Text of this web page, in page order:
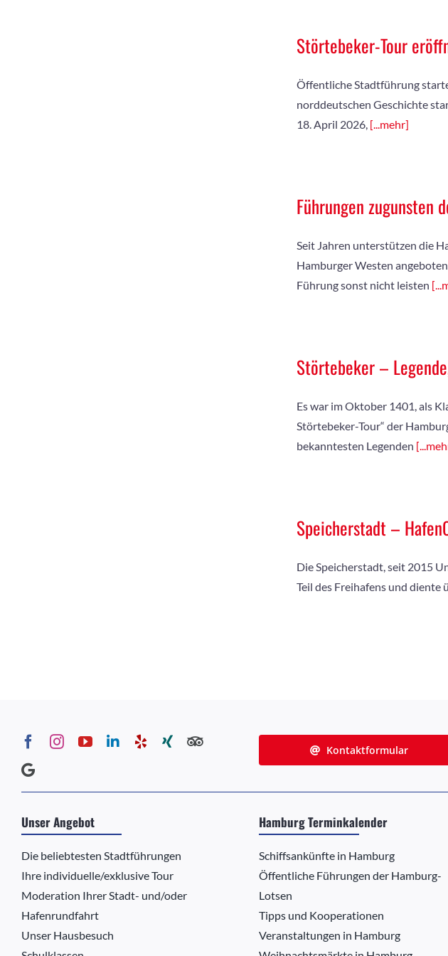
Störtebeker-Tour
Öffentliche Stadtführung
norddeutschen Geschichte
18. April 2026, [...mehr]
Führungen zugunsten
Seit Jahren unterstützen die
Hamburger Westen
Führung sonst nicht leisten
Störtebeker –
Es war im Oktober 1401, als
Störtebeker-Tour“ der
bekanntesten Legenden
Speicherstadt –
Die Speicherstadt, seit 2015
Teil des Freihafens und
Kontaktformular
Unser Angebot
Die beliebtesten Stadtführungen
Ihre individuelle/exklusive Tour
Moderation Ihrer Stadt- und/oder
Hafenrundfahrt
Unser Hausbesuch
Hamburg Terminkalender
Schiffsankünfte in Hamburg
Öffentliche Führungen der Hamburg-
Lotsen
Tipps und Kooperationen
Veranstaltungen in Hamburg